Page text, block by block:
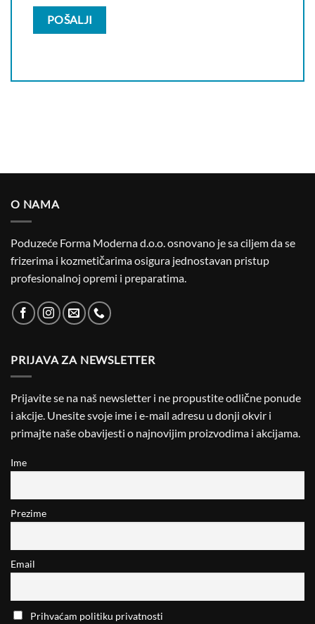
O NAMA
Poduzeće Forma Moderna d.o.o. osnovano je sa ciljem da se
frizerima i kozmetičarima osigura jednostavan pristup
profesionalnoj opremi i preparatima.
PRIJAVA ZA NEWSLETTER
Prijavite se na naš newsletter i ne propustite odlične ponude
i akcije. Unesite svoje ime i e-mail adresu u donji okvir i
primajte naše obavijesti o najnovijim proizvodima i akcijama.
Ime
Prezime
Email
Prihvaćam politiku privatnosti